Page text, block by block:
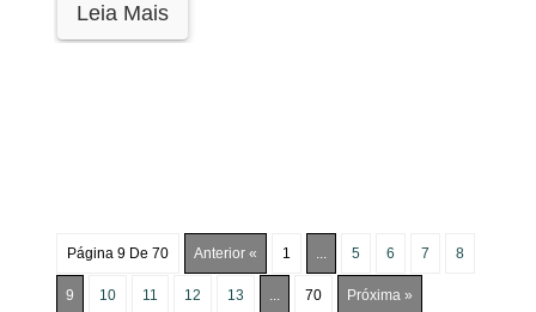
Leia Mais
Página 9 De 70 Anterior « 1 ... 5 6 7 8
9 10 11 12 13 ... 70 Próxima »